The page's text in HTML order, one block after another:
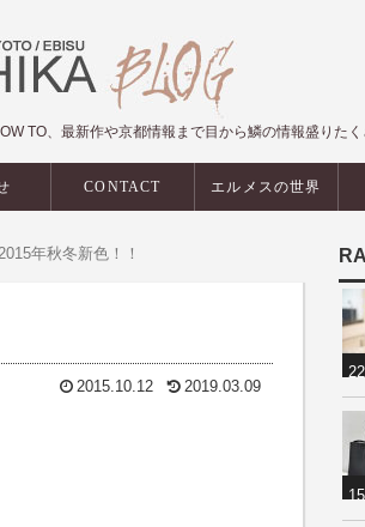
TO、最新作や京都情報まで目から鱗の情報盛りたく
CONTACT エルメスの世界
年秋冬新色！！
2015.10.12 2019.03.09